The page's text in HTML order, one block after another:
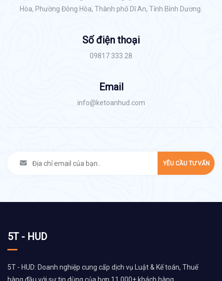
Hòa, Phường Đông Hòa, Thành phố Dĩ An, Tỉnh Bình Dương.
Số điện thoại
09817 333 28
Email
info@ketoanhud.com
YÊU CẦU TƯ VẤN
5T - HUD
5T - HUD: Doanh nghiệp cung cấp dịch vụ Luật & Kế toán, Thuế